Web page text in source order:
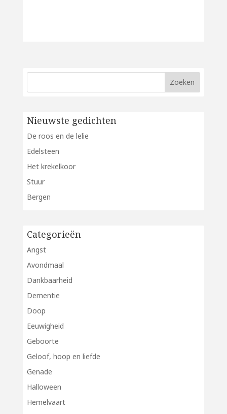
Nieuwste gedichten
De roos en de lelie
Edelsteen
Het krekelkoor
Stuur
Bergen
Categorieën
Angst
Avondmaal
Dankbaarheid
Dementie
Doop
Eeuwigheid
Geboorte
Geloof, hoop en liefde
Genade
Halloween
Hemelvaart